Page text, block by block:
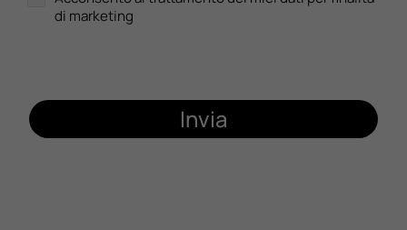
di marketing
Invia